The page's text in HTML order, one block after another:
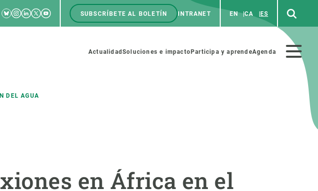
RRSS
Bluesky
Instagram
Linkedin
TwitterYoutube
Menú
top
SUBSCRÍBETE AL BOLETÍN INTRANET EN CA ES
Menú
Actualidad Soluciones e impacto Participa y aprendeAgenda
DEL AGUA
en África en el
Estrategia de Recursos Humanos Haz ciencia con nosotros